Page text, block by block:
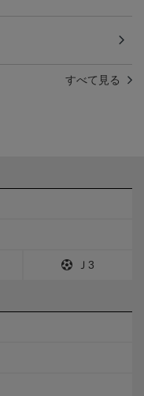
すべて見る
Ｊ3